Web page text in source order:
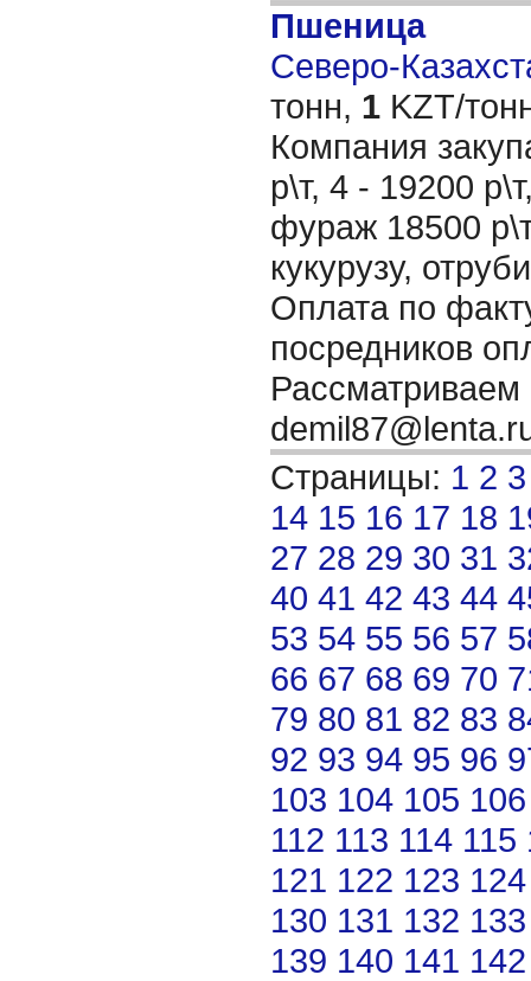
Пшеница
Северо-
тонн, 1 KZT/
Компания
р\т, 4 - 19200
фураж 18500
кукурузу,
Оплата по
посредников
Рассматриваем
Страницы: 1 2 3
14 15 16 17 18
27 28 29 30 31
40 41 42 43 44
53 54 55 56 57
66 67 68 69 70
79 80 81 82 83
92 93 94 95 96
103 104 105 106
112 113 114 115
121 122 123 124
130 131 132 133
139 140 141 142